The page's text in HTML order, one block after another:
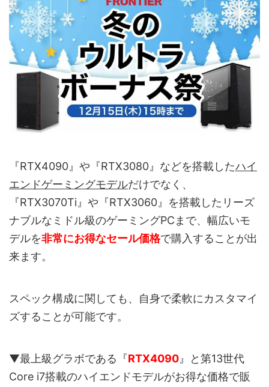
『RTX4090』や『RTX3080』などを搭載したハイ
エンドゲーミングモデルだけでなく、
『RTX3070Ti』や『RTX3060』を搭載したリーズ
ナブルなミドル級のゲーミングPCまで、幅広いモ
デルを非常にお得なセール価格で購入することが出
来ます。
スペック構成に関しても、自身で柔軟にカスタマイ
ズすることが可能です。
▼最上級グラボである『RTX4090 』と第13世代
Core i7搭載のハイエンドモデルがお得な価格で販